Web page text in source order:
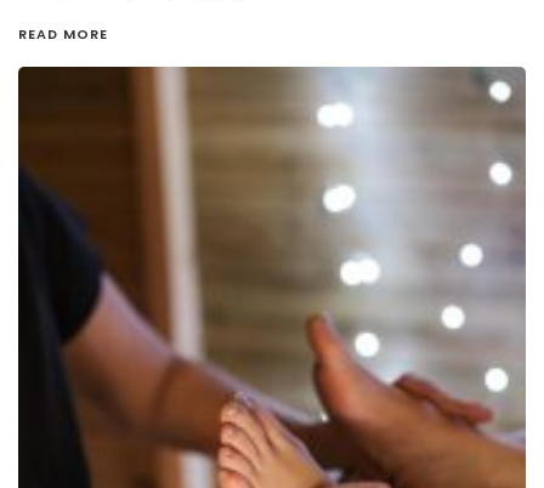
READ MORE